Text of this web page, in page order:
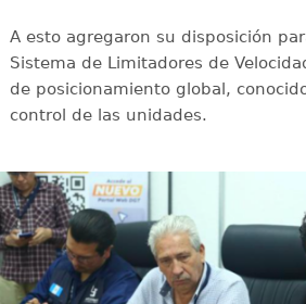
A esto agregaron su disposición
Sistema de Limitadores de
de posicionamiento global,
control de las unidades.